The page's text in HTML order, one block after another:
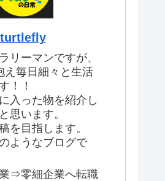
turtlefly
リーマンですが、
え毎日細々と生活
！！
入った物を紹介し
思います。
を目指します。
ようなブログで
⇒零細企業へ転職